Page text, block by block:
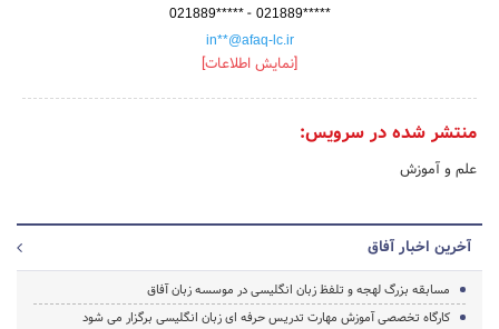
021889***** - 021889*****
in**@afaq-lc.ir
[نمایش اطلاعات]
منتشر شده در سرویس:
علم و آموزش
آخرین اخبار آفاق
مسابقه بزرگ لهجه و تلفظ زبان انگلیسی در موسسه زبان آفاق
کارگاه تخصصی آموزش مهارت تدریس حرفه ای زبان انگلیسی برگزار می شود